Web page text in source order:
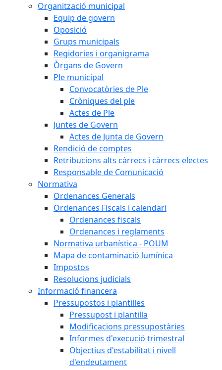
Organització municipal
Equip de govern
Oposició
Grups municipals
Regidories i organigrama
Òrgans de Govern
Ple municipal
Convocatòries de Ple
Cròniques del ple
Actes de Ple
Juntes de Govern
Actes de Junta de Govern
Rendició de comptes
Retribucions alts càrrecs i càrrecs electes
Responsable de Comunicació
Normativa
Ordenances Generals
Ordenances Fiscals i calendari
Ordenances fiscals
Ordenances i reglaments
Normativa urbanística - POUM
Mapa de contaminació lumínica
Impostos
Resolucions judicials
Informació financera
Pressupostos i plantilles
Pressupost i plantilla
Modificacions pressupostàries
Informes d'execució trimestral
Objectius d'estabilitat i nivell
d'endeutament